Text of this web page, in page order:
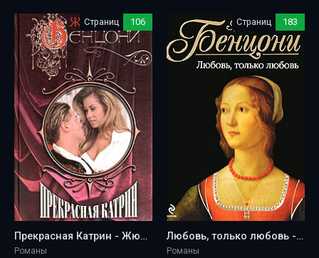
Страниц 106
Прекрасная Катрин - Жюльетта Бенцони
Романы
Страниц 183
Любовь, только любовь - Жюльетта Бенцони
Романы